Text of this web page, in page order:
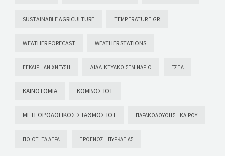
SUSTAINABLE AGRICULTURE TEMPERATURE.GR
WEATHER FORECAST WEATHER STATIONS
ΈΓΚΑΙΡΗ ΑΝΊΧΝΕΥΣΗ ΔΙΑΔΙΚΤΥΑΚΌ ΣΕΜΙΝΆΡΙΟ ΕΣΠΑ
ΚΑΙΝΟΤΟΜΊΑ ΚΌΜΒΟΣ ΙΟΤ
ΜΕΤΕΩΡΟΛΟΓΙΚΌΣ ΣΤΑΘΜΌΣ ΙΟΤ ΠΑΡΑΚΟΛΟΎΘΗΣΗ ΚΑΙΡΟΎ
ΠΟΙΌΤΗΤΑ ΑΈΡΑ ΠΡΌΓΝΩΣΗ ΠΥΡΚΑΓΙΆΣ